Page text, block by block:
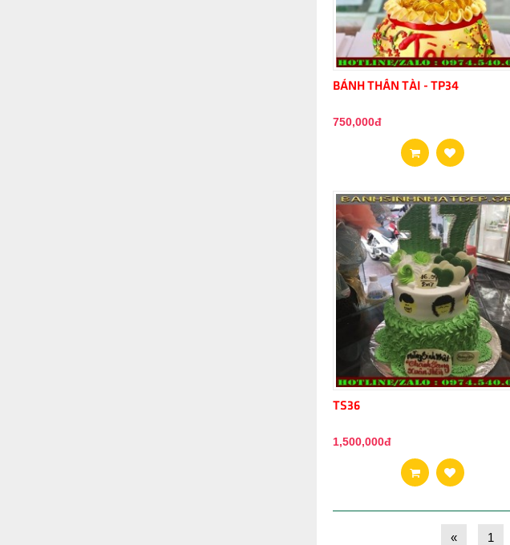
BÁNH THẦN TÀI - TP34
750,000đ
TS36
1,500,000đ
« 1